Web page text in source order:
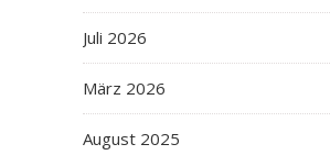
Juli 2026
März 2026
August 2025